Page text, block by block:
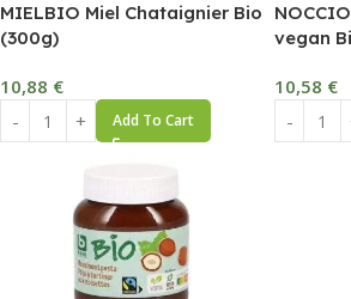
MIELBIO Miel Chataignier Bio
(300g)
10,88 €
Add To Cart
vegan
10,58 €